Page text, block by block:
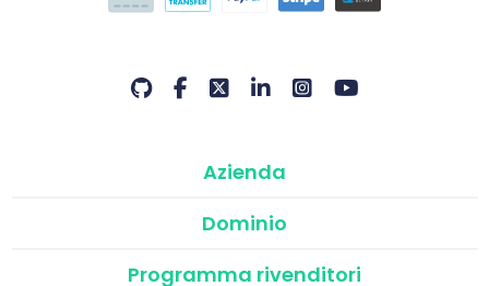
Azienda
Dominio
Programma rivenditori